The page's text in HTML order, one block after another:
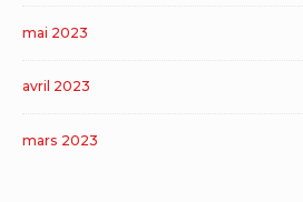
mai 2023
avril 2023
mars 2023